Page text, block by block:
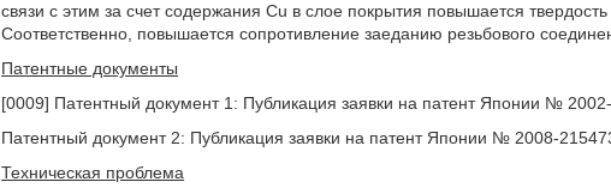
связи с этим за счет содержания Cu в слое покрытия повышается
Соответственно, повышается сопротивление заеданию резьбового
Патентные документы
[0009] Патентный документ 1: Публикация заявки на патент Японии №
Патентный документ 2: Публикация заявки на патент Японии № 2008-
Техническая проблема